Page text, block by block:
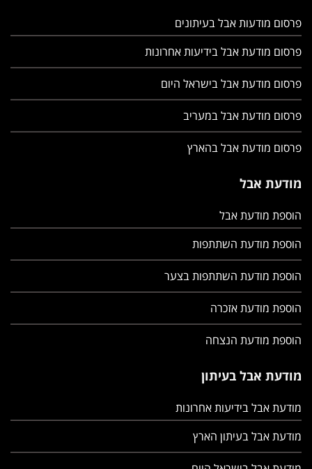
פרסום מודעות אבל בעיתונים
פרסום מודעת אבל בידיעות אחרונות
פרסום מודעת אבל בישראל היום
פרסום מודעת אבל במעריב
פרסום מודעת אבל בהארץ
מודעת אבל
הוספת מודעת אבל
הוספת מודעת השתתפות
הוספת מודעת השתתפות בצער
הוספת מודעת אזכרה
הוספת מודעת הנצחה
מודעת אבל בעיתון
מודעת אבל בידיעות אחרונות
מודעת אבל בעיתון הארץ